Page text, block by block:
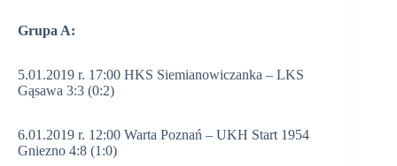
Grupa A:
5.01.2019 r. 17:00 HKS Siemianowiczanka – LKS
Gąsawa 3:3 (0:2)
6.01.2019 r. 12:00 Warta Poznań – UKH Start 1954
Gniezno 4:8 (1:0)